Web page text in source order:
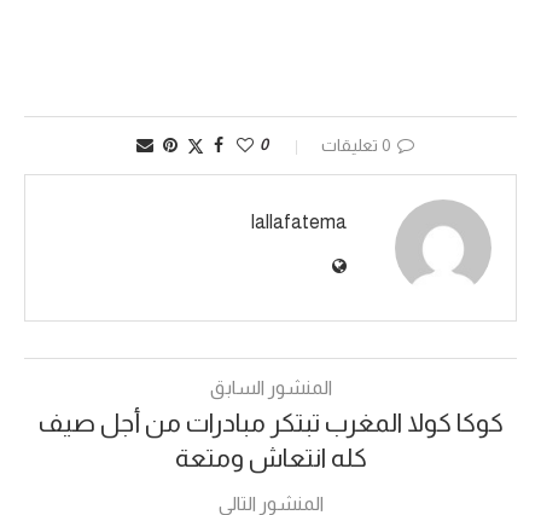
0 تعليقات 0
lallafatema
المنشور السابق
كوكا كولا المغرب تبتكر مبادرات من أجل صيف
كله انتعاش ومتعة
المنشور التالي